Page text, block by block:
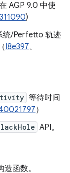
AGP 9.0 中使
)
统/Perfetto 轨迹
I8e397、
等待时间
）
API。
函数。